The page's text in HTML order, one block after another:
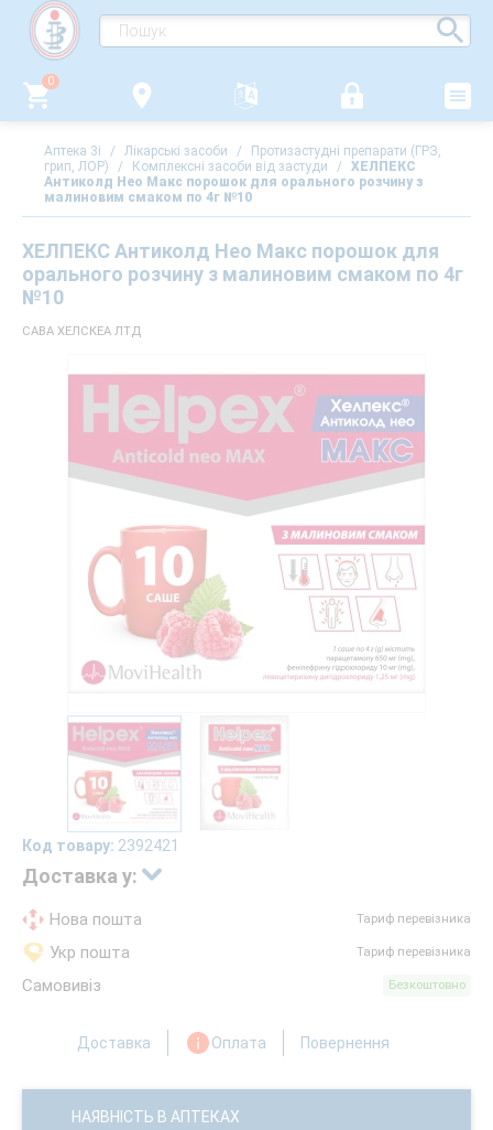
0
Аптека 3i / Лікарські засоби /
Протизастудні препарати (ГРЗ,
грип, ЛОР)
/ Комплексні засоби від застуди / ХЕЛПЕКС
Антиколд Нео Макс порошок для орального розчину з
малиновим смаком по 4г №10
ХЕЛПЕКС Антиколд Нео Макс порошок для
орального розчину з малиновим смаком по 4г
№10
САВА ХЕЛСКЕА ЛТД
Код товару: 2392421
Доставка у:
Нова пошта Тариф перевізника
Укр пошта Тариф перевізника
Самовивіз Безкоштовно
Доставка Оплата Повернення
НАЯВНІСТЬ В АПТЕКАХ